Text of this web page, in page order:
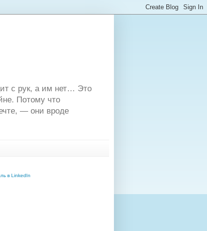
с рук, а им нет… Это
Потому что
— они вроде
в LinkedIn